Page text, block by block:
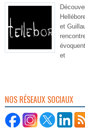
et
et
NOS RÉSEAUX SOCIAUX